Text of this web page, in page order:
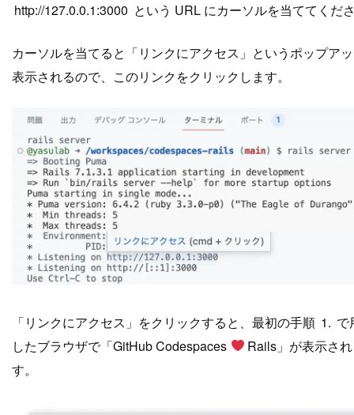
http://127.0.0.1:3000 という URL にカーソルを当ててくだ
カーソルを当てると「リンクにアクセス」というポップア
表示されるので、このリンクをクリックします。
「リンクにアクセス」をクリックすると、最初の手順 1. で
したブラウザで「GitHub Codespaces
Rails」が表示さ
す。